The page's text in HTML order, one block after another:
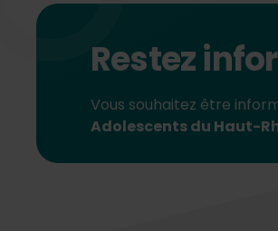
Restez
Vous souhaitez être
Adolescents du Haut-